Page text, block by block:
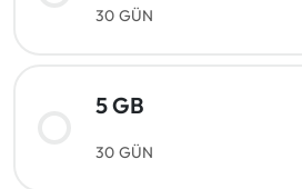
30 GÜN
5 GB
30 GÜN